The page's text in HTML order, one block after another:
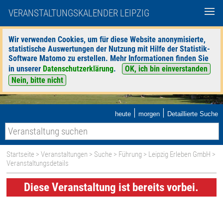
VERANSTALTUNGSKALENDER LEIPZIG
Wir verwenden Cookies, um für diese Website anonymisierte,
statistische Auswertungen der Nutzung mit Hilfe der Statistik-
Software Matomo zu erstellen. Mehr Informationen finden Sie
in unserer Datenschutzerklärung.
OK, ich bin einverstanden
Nein, bitte nicht
heute | morgen | Detaillierte Suche
Startseite >Veranstaltungen > Suche > Führung > Leipzig Erleben GmbH >
Veranstaltungsdetails
Diese Veranstaltung ist bereits vorbei.